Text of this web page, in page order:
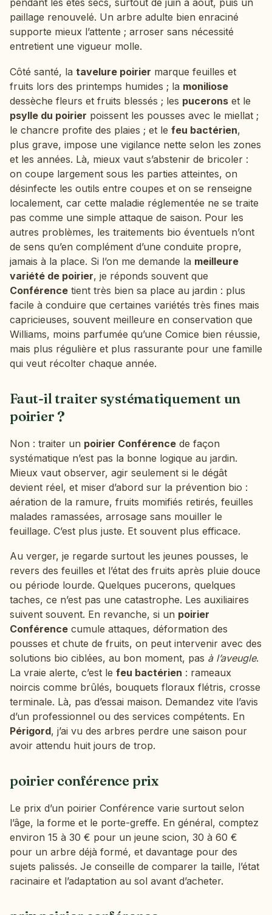
pendant les étés secs, surtout de juin à août, puis un
paillage renouvelé. Un arbre adulte bien enraciné
supporte mieux l’attente ; arroser sans nécessité
entretient une vigueur molle.
Côté santé, la tavelure poirier marque feuilles et
fruits lors des printemps humides ; la moniliose
dessèche fleurs et fruits blessés ; les pucerons et le
psylle du poirier poissent les pousses avec le miellat ;
le chancre profite des plaies ; et le feu bactérien,
plus grave, impose une vigilance nette selon les zones
et les années. Là, mieux vaut s’abstenir de bricoler :
on coupe largement sous les parties atteintes, on
désinfecte les outils entre coupes et on se renseigne
localement, car cette maladie réglementée ne se traite
pas comme une simple attaque de saison. Pour les
autres problèmes, les traitements bio éventuels n’ont
de sens qu’en complément d’une conduite propre,
jamais à la place. Si l’on me demande la meilleure
variété de poirier, je réponds souvent que
Conférence tient très bien sa place au jardin : plus
facile à conduire que certaines variétés très fines mais
capricieuses, souvent meilleure en conservation que
Williams, moins parfumée qu’une Comice bien réussie,
mais plus régulière et plus rassurante pour une famille
qui veut récolter chaque année.
Faut-il traiter systématiquement un
poirier ?
Non : traiter un poirier Conférence de façon
systématique n’est pas la bonne logique au jardin.
Mieux vaut observer, agir seulement si le dégât
devient réel, et miser d’abord sur la prévention bio :
aération de la ramure, fruits momifiés retirés, feuilles
malades ramassées, arrosage sans mouiller le
feuillage. C’est plus juste. Et souvent plus efficace.
Au verger, je regarde surtout les jeunes pousses, le
revers des feuilles et l’état des fruits après pluie douce
ou période lourde. Quelques pucerons, quelques
taches, ce n’est pas une catastrophe. Les auxiliaires
suivent souvent. En revanche, si un poirier
Conférence cumule attaques, déformation des
pousses et chute de fruits, on peut intervenir avec des
solutions bio ciblées, au bon moment, pas à l’aveugle.
La vraie alerte, c’est le feu bactérien : rameaux
noircis comme brûlés, bouquets floraux flétris, crosse
terminale. Là, pas d’essai maison. Demandez vite l’avis
d’un professionnel ou des services compétents. En
Périgord, j’ai vu des arbres perdre une saison pour
avoir attendu huit jours de trop.
poirier conférence prix
Le prix d’un poirier Conférence varie surtout selon
l’âge, la forme et le porte-greffe. En général, comptez
environ 15 à 30 € pour un jeune scion, 30 à 60 €
pour un arbre déjà formé, et davantage pour des
sujets palissés. Je conseille de comparer la taille, l’état
racinaire et l’adaptation au sol avant d’acheter.